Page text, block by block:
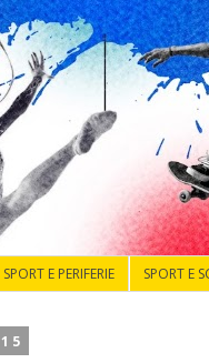
SPORT E PERIFERIE SPORT E